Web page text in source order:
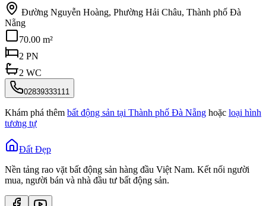
Đường Nguyễn Hoàng, Phường Hải Châu, Thành phố Đà
Nẵng
70.00 m²
2 PN
2 WC
02839333111
Khám phá thêm bất động sản tại Thành phố Đà Nẵng hoặc loại hình
tương tự
Đất Đẹp
Nền tảng rao vặt bất động sản hàng đầu Việt Nam. Kết nối người
mua, người bán và nhà đầu tư bất động sản.